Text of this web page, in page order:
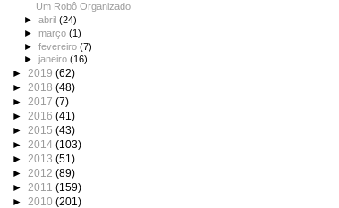
Um Robô Organizado
►abril(24)
►março(1)
►fevereiro(7)
►janeiro(16)
► 2019 (62)
► 2018 (48)
► 2017 (7)
► 2016 (41)
► 2015 (43)
► 2014 (103)
► 2013 (51)
► 2012 (89)
► 2011 (159)
► 2010 (201)